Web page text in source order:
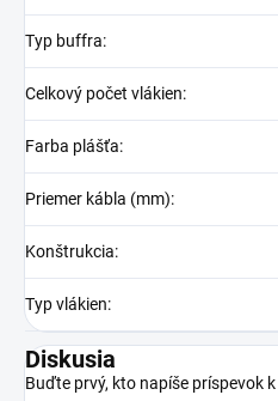
Typ buffra:
Celkový počet vlákien:
Farba plášťa:
Priemer kábla (mm):
Konštrukcia:
Typ vlákien:
Diskusia
Buďte prvý, kto napíše príspevok